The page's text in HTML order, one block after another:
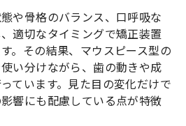
や骨格のバランス、口呼吸な
適切なタイミングで矯正装置
。その結果、マウスピース型の
い分けながら、歯の動きや成
ています。見た目の変化だけで
響にも配慮している点が特徴